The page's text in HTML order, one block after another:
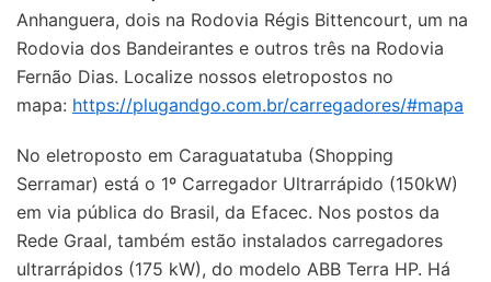
Anhanguera, dois na Rodovia Régis Bittencourt, um na
Rodovia dos Bandeirantes e outros três na Rodovia
Fernão Dias. Localize nossos eletropostos no
mapa: https://plugandgo.com.br/carregadores/#mapa
No eletroposto em Caraguatatuba (Shopping
Serramar) está o 1º Carregador Ultrarrápido (150kW)
em via pública do Brasil, da Efacec. Nos postos da
Rede Graal, também estão instalados carregadores
ultrarrápidos (175 kW), do modelo ABB Terra HP. Há